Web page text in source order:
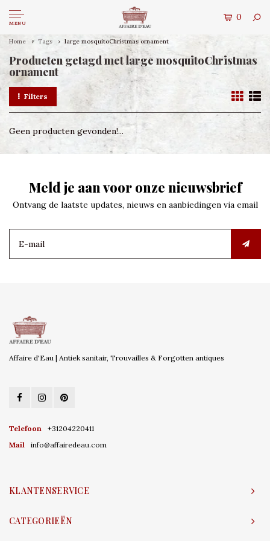
MENU
0
Home Tags large mosquitoChristmas ornament
Producten getagd met large mosquitoChristmas
ornament
Filters
Geen producten gevonden!...
Meld je aan voor onze nieuwsbrief
Ontvang de laatste updates, nieuws en aanbiedingen via email
Affaire d'Eau | Antiek sanitair, Trouvailles & Forgotten antiques
Telefoon
+31204220411
Mail
info@affairedeau.com
KLANTENSERVICE
CATEGORIEËN